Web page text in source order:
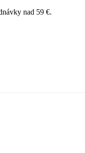
nad 59 €.